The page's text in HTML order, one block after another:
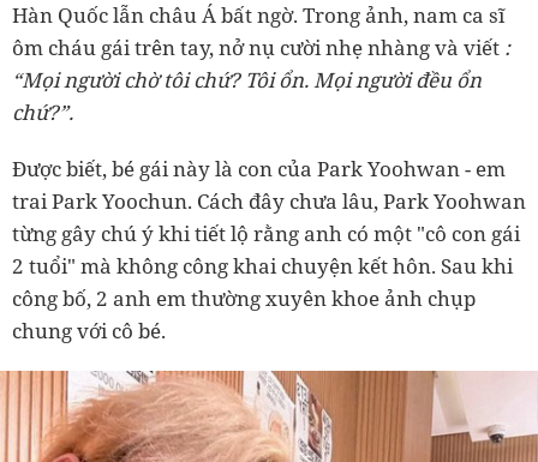
Hàn Quốc lẫn châu Á bất ngờ. Trong ảnh, nam ca sĩ
ôm cháu gái trên tay, nở nụ cười nhẹ nhàng và viết :
“Mọi người chờ tôi chứ? Tôi ổn. Mọi người đều ổn
chứ?”.
Được biết, bé gái này là con của Park Yoohwan - em
trai Park Yoochun. Cách đây chưa lâu, Park Yoohwan
từng gây chú ý khi tiết lộ rằng anh có một "cô con gái
2 tuổi" mà không công khai chuyện kết hôn. Sau khi
công bố, 2 anh em thường xuyên khoe ảnh chụp
chung với cô bé.